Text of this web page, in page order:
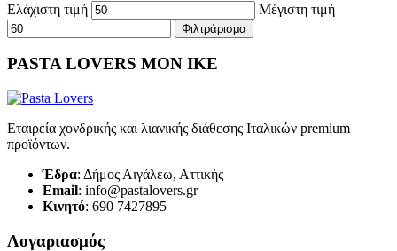
Ελάχιστη τιμή Μέγιστη τιμή
Φιλτράρισμα
PASTA LOVERS ΜΟΝ ΙΚΕ
Εταιρεία χονδρικής και λιανικής διάθεσης Ιταλικών premium
προϊόντων.
Έδρα: Δήμος Αιγάλεω, Αττικής
Email: info@pastalovers.gr
Κινητό: 690 7427895
Λογαριασμός